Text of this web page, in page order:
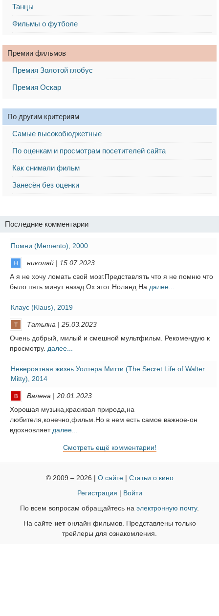
Танцы
Фильмы о футболе
Премии фильмов
Премия Золотой глобус
Премия Оскар
По другим критериям
Самые высокобюджетные
По оценкам и просмотрам посетителей сайта
Как снимали фильм
Занесён без оценки
Последние комментарии
Помни (Memento), 2000
николай | 15.07.2023
А я не хочу ломать свой мозг.Представлять что я не помню что
было пять минут назад.Ох этот Ноланд На далее...
Клаус (Klaus), 2019
Татьяна | 25.03.2023
Очень добрый, милый и смешной мультфильм. Рекомендую к
просмотру. далее...
Невероятная жизнь Уолтера Митти (The Secret Life of Walter
Mitty), 2014
Валена | 20.01.2023
Хорошая музыка,красивая природа,на
любителя,конечно,фильм.Но в нем есть самое важное-он
вдохновляет далее...
Смотреть ещё комментарии!
© 2009 – 2026 | О сайте| Статьи о кино
Регистрация Войти
По всем вопросам обращайтесь на электронную почту.
На сайте нетонлайн фильмов. Представлены только
трейлеры для ознакомления.